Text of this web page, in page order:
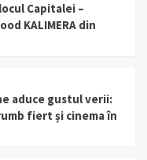
Capitalei –
KALIMERA din
aduce gustul verii:
fiert și cinema în